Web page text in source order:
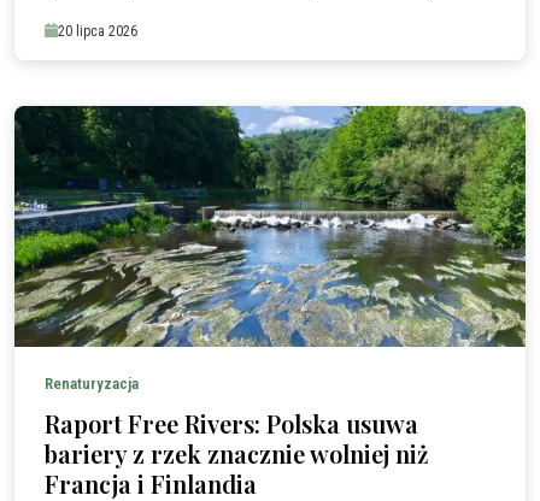
największy wpływ na ich przeżywalność.
20 lipca 2026
Renaturyzacja
Raport Free Rivers: Polska usuwa
bariery z rzek znacznie wolniej niż
Francja i Finlandia